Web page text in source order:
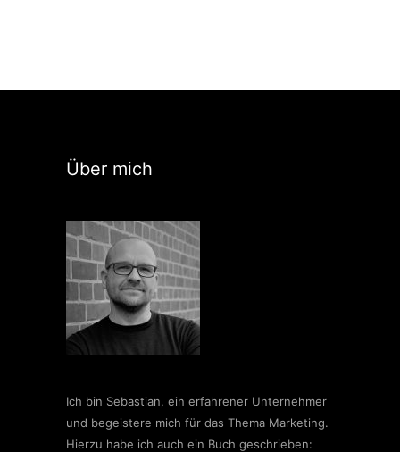
Über mich
Ich bin Sebastian, ein erfahrener Unternehmer
und begeistere mich für das Thema Marketing.
Hierzu habe ich auch ein Buch geschrieben: